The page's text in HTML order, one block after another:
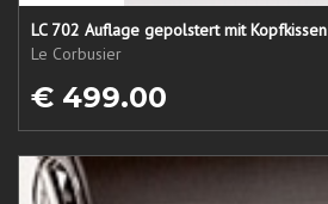
LC 702 Auflage gepolstert mit Kopfkissen
Le Corbusier
€ 499.00